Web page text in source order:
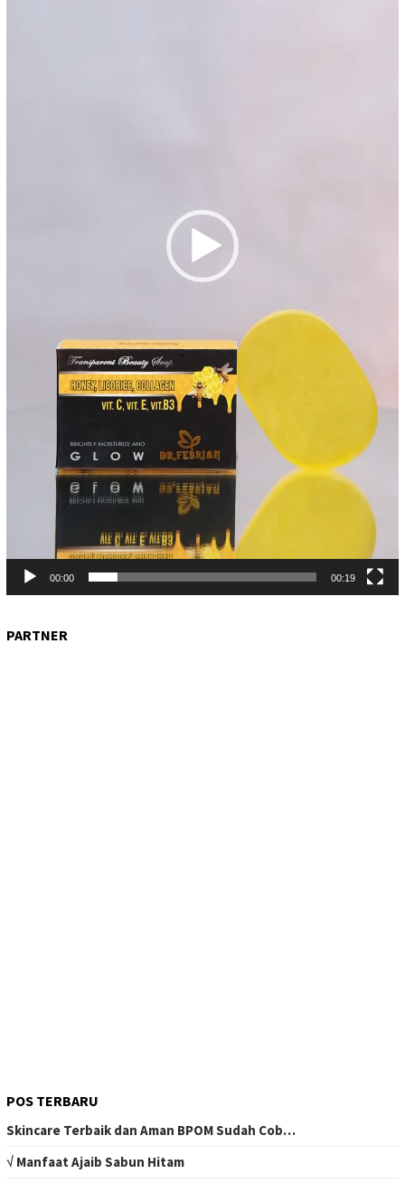
00:00 00:19
PARTNER
POS TERBARU
Skincare Terbaik dan Aman BPOM Sudah Cob…
√ Manfaat Ajaib Sabun Hitam